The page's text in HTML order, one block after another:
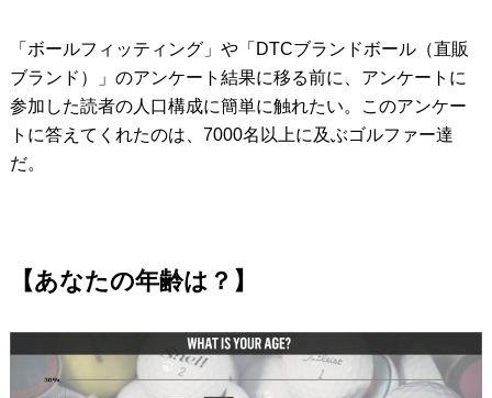
「ボールフィッティング」や「DTCブランドボール（直販
ブランド）」のアンケート結果に移る前に、アンケートに
参加した読者の人口構成に簡単に触れたい。このアンケー
トに答えてくれたのは、7000名以上に及ぶゴルファー達
だ。
【あなたの年齢は？】